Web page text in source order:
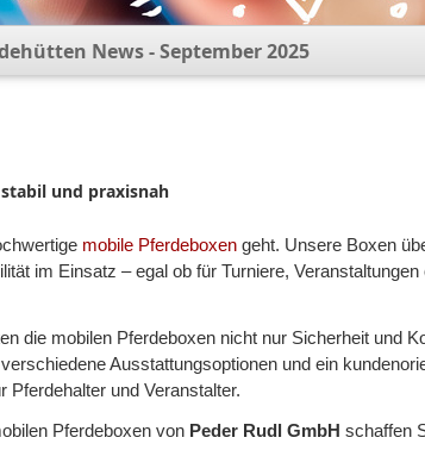
News - September 2025
und praxisnah
mobile Pferdeboxen geht. Unsere Boxen
im Einsatz – egal ob für Turniere,
die mobilen Pferdeboxen nicht nur Sicherheit und
Ausstattungsoptionen und ein
Pferdehalter und Veranstalter.
Pferdeboxen von Peder Rudl GmbH schaffen